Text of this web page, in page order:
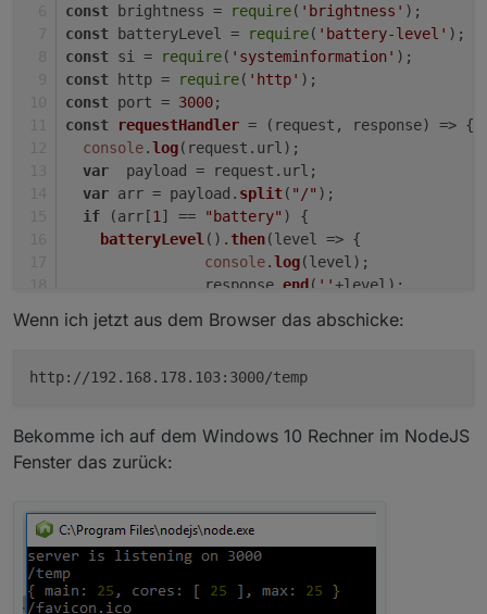
const brightness = require( 'brightness' );
const batteryLevel = require( 'battery-level' );
const si = require( 'systeminformation' );
const http = require( 'http' );
const port = 3000;
const
requestHandler = ( request, response) => {
console.log(request. url );
var
  payload = request.
url ;
var arr = payload. split( "/" );
if (arr[1 ] == "battery" ) {
batteryLevel ().then(level => {
console.log(level);
		response.
end( ''+level);
   }
    si.
cpuTemperature().then
	   });
   }
var value = Number(arr[2])/
	  brightness.
set
console
	   response.
end 'Changed brightness to '
Wenn ich jetzt aus dem Browser das abschicke:
http://192.168.178.103:3000/temp
Bekomme ich auf dem Windows 10 Rechner im NodeJS
Fenster das zurück: